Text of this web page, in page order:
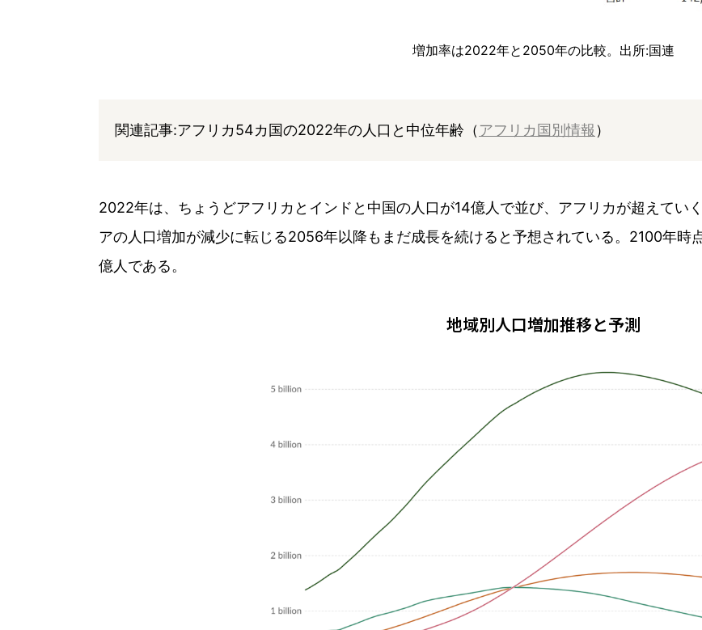
増加率は2022年と2050年の比較。出所:国連
関連記事:アフリカ54カ国の2022年の人口と中位年齢（ アフリカ国別情報 ）
2022年は、ちょうどアフリカとインドと中国の人口が14億人で並び、アフリカが超えてい
アの人口増加が減少に転じる2056年以降もまだ成長を続けると予想されている。2100年
億人である。
地域別人口増加推移と予測